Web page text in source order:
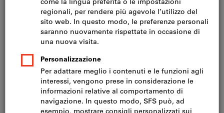
IVA inclusa
Prezzo più spese di spedizione
IVA esclusa CHF 521.00
Altezza / larghezza ripiani (mm):
1981/1536
2438/1536 3048/1536 1981/1841